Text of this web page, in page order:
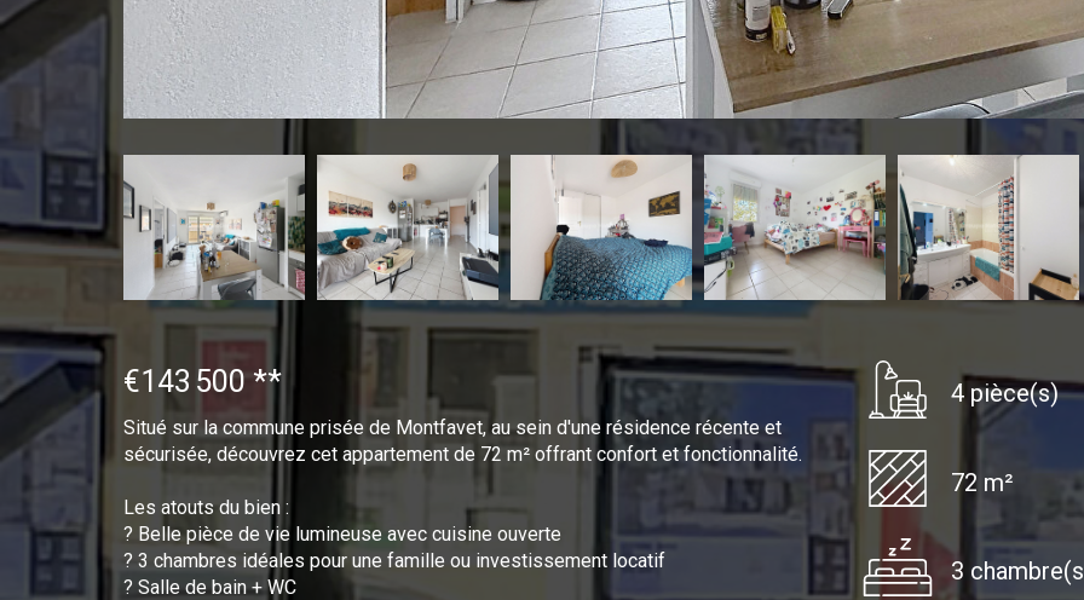
€143 500 **
Situé sur la commune prisée de Montfavet, au sein d'une résidence récente et
sécurisée, découvrez cet appartement de 72 m² offrant confort et fonctionnalité.
Les atouts du bien :
? Belle pièce de vie lumineuse avec cuisine ouverte
? 3 chambres idéales pour une famille ou investissement locatif
? Salle de bain + WC
4 pièce(s)
72 m²
3